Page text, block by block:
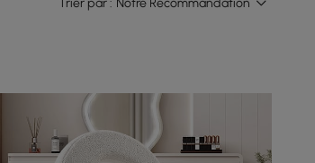
Trier par : Notre Recommandation